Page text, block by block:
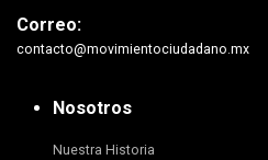
Correo:
contacto@movimientociudadano.mx
Nosotros
Nuestra Historia